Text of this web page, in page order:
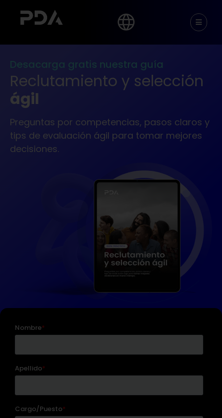
Desacarga gratis nuestra guía
Reclutamiento y selección
ágil
Preguntas por competencias, pasos claros y
tips de evaluación ágil para tomar mejores
decisiones.